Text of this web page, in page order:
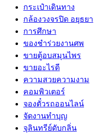
กระเป๋าเดินทาง
กล้องวงจรปิด อยุธยา
การศึกษา
ของชำร่วยงานศพ
ขายตู้อบสมุนไพร
ขายอะไรดี
ความสวยความงาม
คอมพิวเตอร์
จองตั๋วรถออนไลน์
จัดงานทำบุญ
จุลินทรีย์ดับกลิ่น